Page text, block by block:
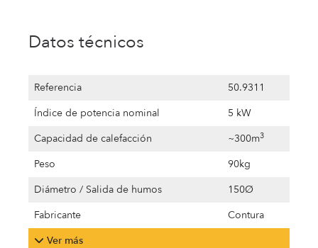
Datos técnicos
Referencia
50.9311
Índice de potencia nominal
5 kW
Capacidad de calefacción
~300m3
Peso
90kg
Diámetro / Salida de humos
150Ø
Fabricante
Contura
Ver más